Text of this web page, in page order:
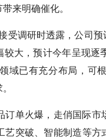
来明确催化。
受调研时透露，公司
大，预计今年呈现逐
域已有充分布局，可
单火爆，走俏国际
艺突破、智能制造等